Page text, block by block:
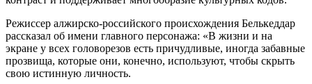
Режиссер алжирско-российского происхождения Белькеддар
рассказал об имени главного персонажа: «В жизни и на
экране у всех головорезов есть причудливые, иногда забавные
прозвища, которые они, конечно, используют, чтобы скрыть
свою истинную личность.